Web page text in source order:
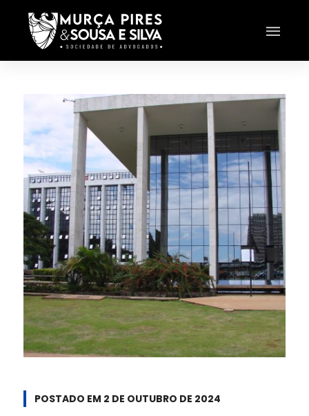
POSTADO EM 2 DE OUTUBRO DE 2024